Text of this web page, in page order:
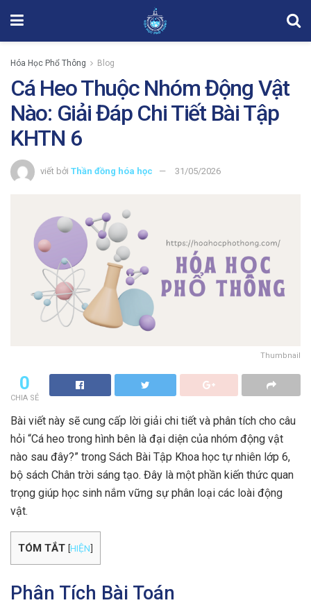
Hóa Học Phổ Thông Blog
Cá Heo Thuộc Nhóm Động Vật
Nào: Giải Đáp Chi Tiết Bài Tập
KHTN 6
viết bởi Thần đồng hóa học 31/05/2026
Thumbnail
0
CHIA SẺ
Bài viết này sẽ cung cấp lời giải chi tiết và phân tích cho câu
hỏi “Cá heo trong hình bên là đại diện của nhóm động vật
nào sau đây?” trong Sách Bài Tập Khoa học tự nhiên lớp 6,
bộ sách Chân trời sáng tạo. Đây là một phần kiến thức quan
trọng giúp học sinh nắm vững sự phân loại các loài động
vật.
TÓM TẮT [HIỆN]
Phân Tích Bài Toán